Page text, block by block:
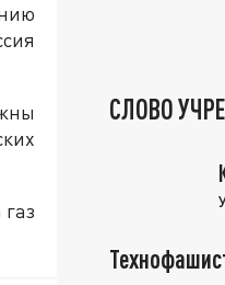
СЛОВО